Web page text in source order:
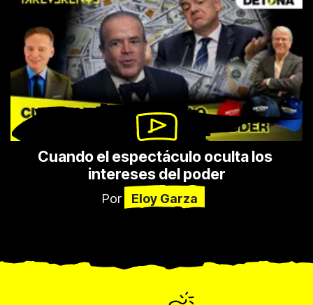
Cuando el espectáculo oculta los
intereses del poder
Por Eloy Garza